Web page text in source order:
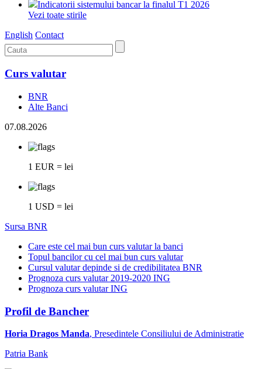
Indicatorii sistemului bancar la finalul T1 2026
Vezi toate stirile
English Contact
Curs valutar
BNR
Alte Banci
07.08.2026
1 EUR = lei
1 USD = lei
Sursa BNR
Care este cel mai bun curs valutar la banci
Topul bancilor cu cel mai bun curs valutar
Cursul valutar depinde si de credibilitatea BNR
Prognoza curs valutar 2019-2020 ING
Prognoza curs valutar ING
Profil de Bancher
Horia Dragos Manda, Presedintele Consiliului de Administratie
Patria Bank